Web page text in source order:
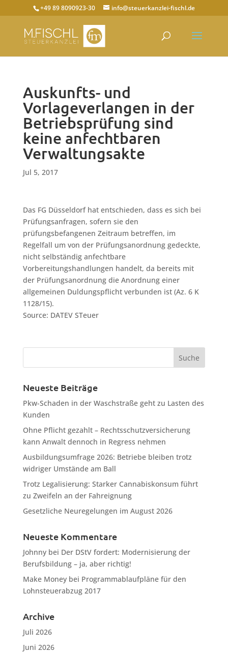
+49 89 8090923-30 info@steuerkanzlei-fischl.de
Auskunfts- und
Vorlageverlangen in der
Betriebsprüfung sind
keine anfechtbaren
Verwaltungsakte
Jul 5, 2017
Das FG Düsseldorf hat entschieden, dass es sich bei
Prüfungsanfragen, sofern sie den
prüfungsbefangenen Zeitraum betreffen, im
Regelfall um von der Prüfungsanordnung gedeckte,
nicht selbständig anfechtbare
Vorbereitungshandlungen handelt, da bereits mit
der Prüfungsanordnung die Anordnung einer
allgemeinen Duldungspflicht verbunden ist (Az. 6 K
1128/15).
Source: DATEV STeuer
Neueste Beiträge
Pkw-Schaden in der Waschstraße geht zu Lasten des
Kunden
Ohne Pflicht gezahlt – Rechtsschutzversicherung
kann Anwalt dennoch in Regress nehmen
Ausbildungsumfrage 2026: Betriebe bleiben trotz
widriger Umstände am Ball
Trotz Legalisierung: Starker Cannabiskonsum führt
zu Zweifeln an der Fahreignung
Gesetzliche Neuregelungen im August 2026
Neueste Kommentare
Johnnybei Der DStV fordert: Modernisierung der
Berufsbildung – ja, aber richtig!
Make Moneybei Programmablaufpläne für den
Lohnsteuerabzug 2017
Archive
Juli 2026
Juni 2026